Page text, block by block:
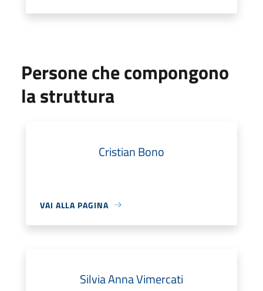
Persone che compongono
la struttura
Cristian Bono
VAI ALLA PAGINA
Silvia Anna Vimercati